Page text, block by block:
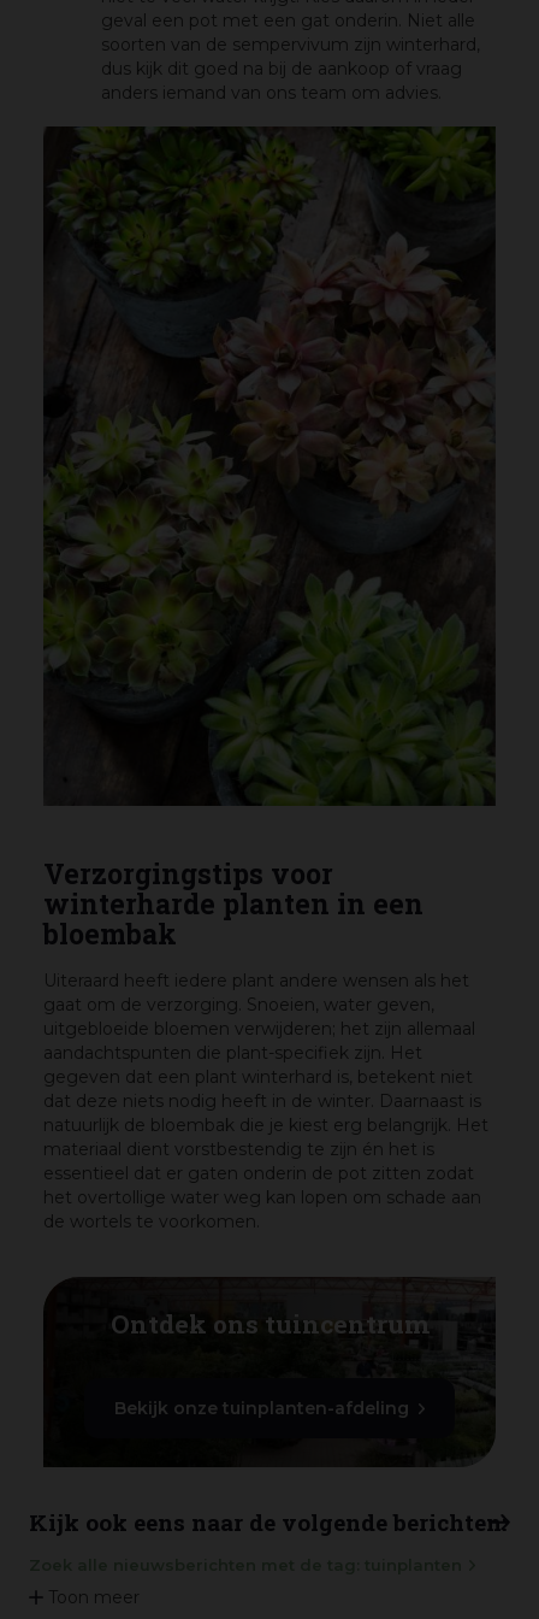
geval een pot met een gat onderin. Niet alle
soorten van de sempervivum zijn winterhard,
dus kijk dit goed na bij de aankoop of vraag
anders iemand van ons team om advies.
Verzorgingstips voor
winterharde planten in een
bloembak
Uiteraard heeft iedere plant andere wensen als het
gaat om de verzorging. Snoeien, water geven,
uitgebloeide bloemen verwijderen; het zijn allemaal
aandachtspunten die plant-specifiek zijn. Het
gegeven dat een plant winterhard is, betekent niet
dat deze niets nodig heeft in de winter. Daarnaast is
natuurlijk de bloembak die je kiest erg belangrijk. Het
materiaal dient vorstbestendig te zijn én het is
essentieel dat er gaten onderin de pot zitten zodat
het overtollige water weg kan lopen om schade aan
de wortels te voorkomen.
Ontdek ons tuincentrum
Bekijk onze tuinplanten-afdeling
Kijk ook eens naar de volgende berichten:
Toon meer